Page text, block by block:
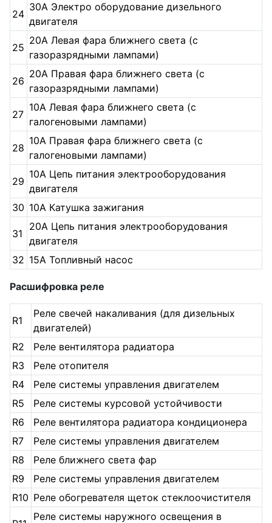
24
30А Электро оборудование дизельного
двигателя
25
20А Левая фара ближнего света (с
газоразрядными лампами)
26
20А Правая фара ближнего света (с
газоразрядными лампами)
27
10А Левая фара ближнего света (с
галогеновыми лампами)
28
10А Правая фара ближнего света (с
галогеновыми лампами)
29
10А Цепь питания электрооборудования
двигателя
30 10А Катушка зажигания
31
20А Цепь питания электрооборудования
двигателя
32 15А Топливный насос
Расшифровка реле
R1
Реле свечей накаливания (для дизельных
двигателей)
R2
Реле вентилятора радиатора
R3
Реле отопителя
R4
Реле системы управления двигателем
R5
Реле системы курсовой устойчивости
R6
Реле вентилятора радиатора кондиционера
R7
Реле системы управления двигателем
R8
Реле ближнего света фар
R9
Реле системы управления двигателем
R10 Реле обогревателя щеток стеклоочистителя
Реле системы наружного освещения в